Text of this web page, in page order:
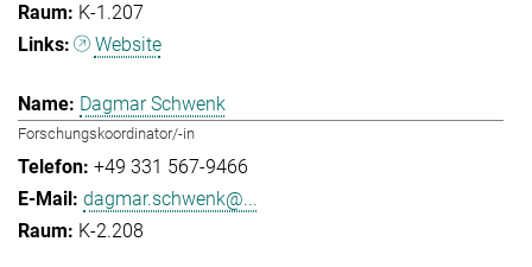
K-1.207
Website
Dagmar Schwenk
Forschungskoordinator/-in
+49 331 567-9466
dagmar.schwenk@...
K-2.208